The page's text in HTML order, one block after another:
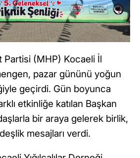
(MHP) Kocaeli İl
pazar gününü yoğun
geçirdi. Gün boyunca
etkinliğe katılan Başkan
bir araya gelerek birlik,
mesajları verdi.